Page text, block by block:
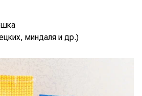
миндаля и др.)